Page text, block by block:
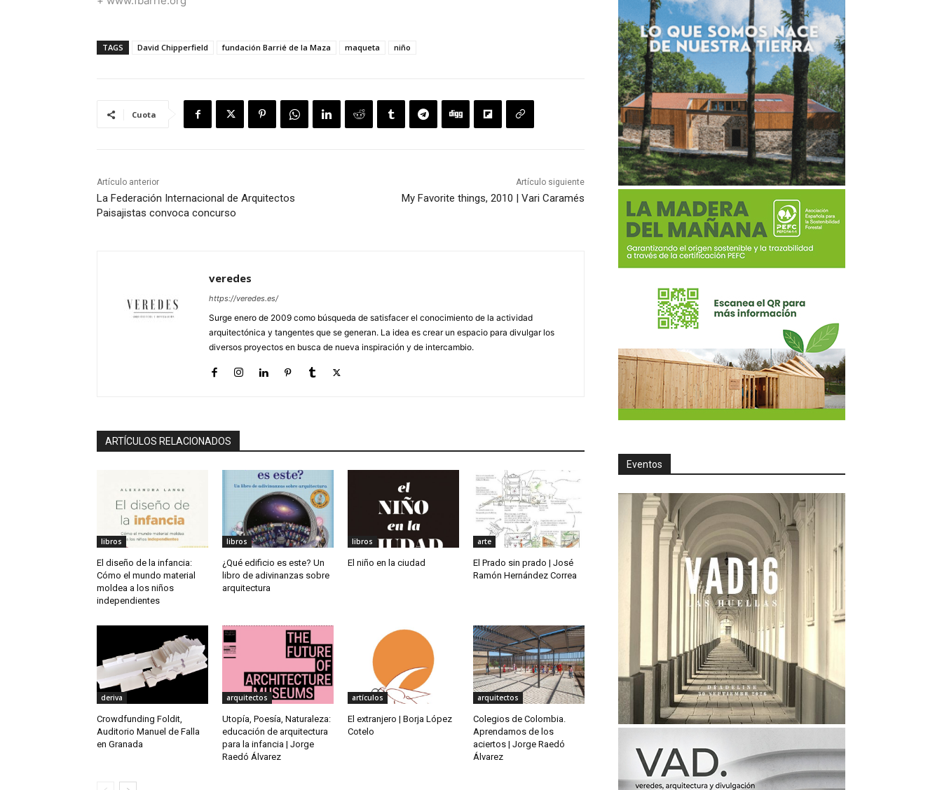
TAGS David Chipperfield fundación Barrié de la Maza maqueta niño
Cuota
Artículo anterior
La Federación Internacional de Arquitectos
Paisajistas convoca concurso
Artículo siguiente
My Favorite things, 2010 | Vari Caramés
veredes
https://veredes.es/
Surge enero de 2009 como búsqueda de satisfacer el conocimiento de la actividad
arquitectónica y tangentes que se generan. La idea es crear un espacio para divulgar los
diversos proyectos en busca de nueva inspiración y de intercambio.
ARTÍCULOS RELACIONADOS
libros
El diseño de la infancia:
Cómo el mundo material
moldea a los niños
independientes
libros
¿Qué edificio es este? Un
libro de adivinanzas sobre
arquitectura
libros
El niño en la ciudad
arte
El Prado sin prado | José
Ramón Hernández Correa
deriva
Crowdfunding Foldit,
Auditorio Manuel de Falla
en Granada
arquitectos
Utopía, Poesía, Naturaleza:
educación de arquitectura
para la infancia | Jorge
Raedó Álvarez
artículos
El extranjero | Borja López
Cotelo
arquitectos
Colegios de Colombia.
Aprendamos de los
aciertos | Jorge Raedó
Álvarez
Eventos